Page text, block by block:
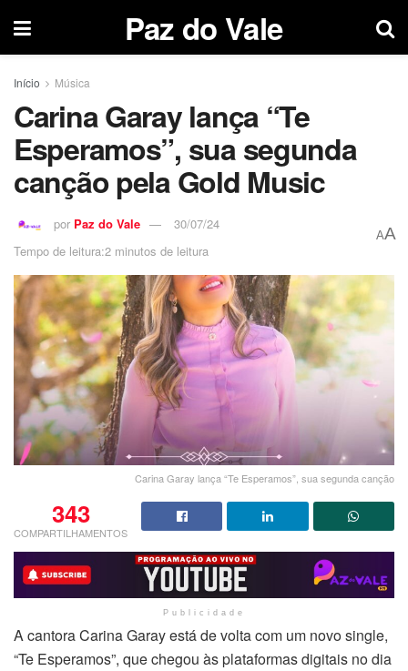
Paz do Vale
Início Música
Carina Garay lança “Te
Esperamos”, sua segunda
canção pela Gold Music
por Paz do Vale
30/07/24
Tempo de leitura:2 minutos de leitura
AA
Carina Garay lança “Te Esperamos”, sua segunda canção
343
COMPARTILHAMENTOS
Publicidade
A cantora Carina Garay está de volta com um novo single,
“Te Esperamos”, que chegou às plataformas digitais no dia